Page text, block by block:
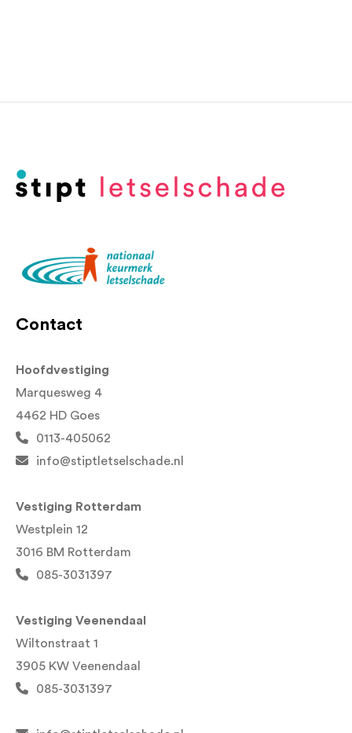
Contact
Hoofdvestiging
Marquesweg 4
4462 HD Goes
0113-405062
info@stiptletselschade.nl
Vestiging Rotterdam
Westplein 12
3016 BM Rotterdam
085-3031397
Vestiging Veenendaal
Wiltonstraat 1
3905 KW Veenendaal
085-3031397